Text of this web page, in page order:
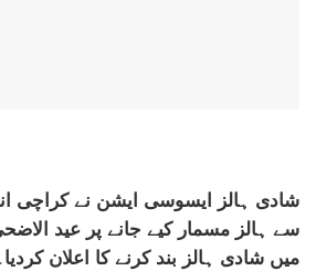
شادی ہالز ایسوسی ایشن نے کراچی
سے ہالز مسمار کیے جانے پر عید
میں شادی ہالز بند کرنے کا اعلان